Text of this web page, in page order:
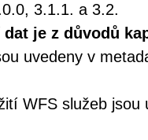
3.1.1. a 3.2.
dat je z důvodů
uvedeny v
WFS služeb jsou